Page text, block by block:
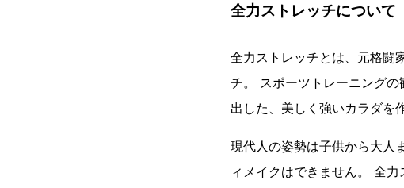
全力ストレッチについて
全力ストレッチとは、元格闘
チ。 スポーツトレーニング
出した、美しく強いカラダを
現代人の姿勢は子供から大人
ィメイクはできません。 全